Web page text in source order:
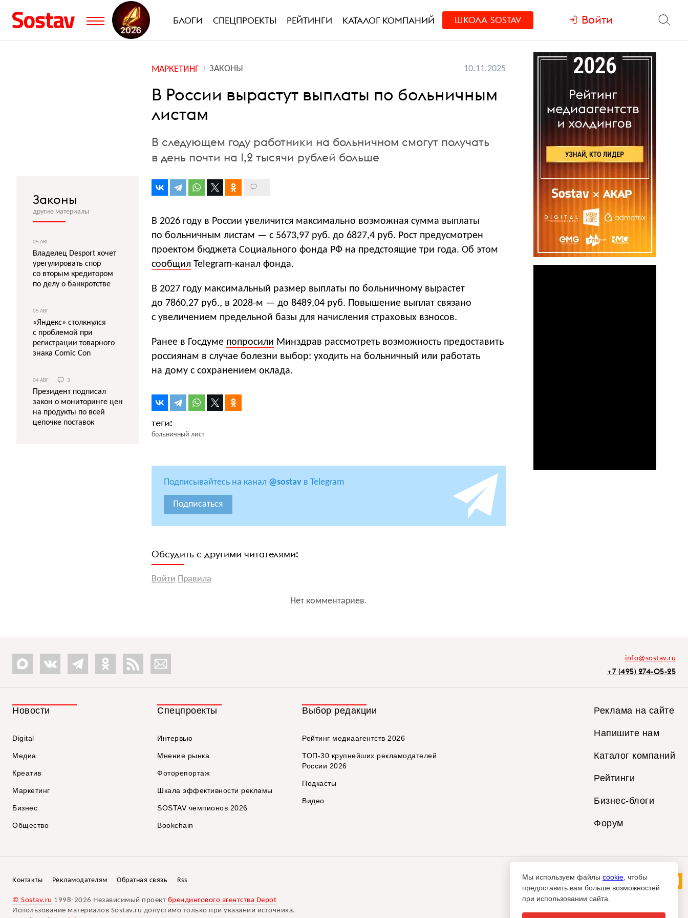
БЛОГИ СПЕЦПРОЕКТЫ РЕЙТИНГИ КАТАЛОГ КОМПАНИЙ ШКОЛА SOSTAV Войти
МАРКЕТИНГ ЗАКОНЫ 10.11.2025
В России вырастут выплаты по больничным
листам
В следующем году работники на больничном смогут получать
в день почти на 1,2 тысячи рублей больше
В 2026 году в России увеличится максимально возможная сумма выплаты
по больничным листам — с 5673,97 руб. до 6827,4 руб. Рост предусмотрен
проектом бюджета Социального фонда РФ на предстоящие три года. Об этом
сообщил Telegram-канал фонда.
В 2027 году максимальный размер выплаты по больничному вырастет
до 7860,27 руб., в 2028-м — до 8489,04 руб. Повышение выплат связано
с увеличением предельной базы для начисления страховых взносов.
Ранее в Госдуме попросили Минздрав рассмотреть возможность предоставить
россиянам в случае болезни выбор: уходить на больничный или работать
на дому с сохранением оклада.
больничный лист
Подписывайтесь на канал @sostav в Telegram
Подписаться
Обсудить с другими читателями:
Войти Правила
Нет комментариев.
Законы
другие материалы
05 АВГ
Владелец Desport хочет
урегулировать спор
со вторым кредитором
по делу о банкротстве
05 АВГ
«Яндекс» столкнулся
с проблемой при
регистрации товарного
знака Comic Con
04 АВГ 3
Президент подписал
закон о мониторинге цен
на продукты по всей
цепочке поставок
info@sostav.ru
+7 (495) 274-05-25
Новости
Digital
Медиа
Креатив
Маркетинг
Бизнес
Общество
Спецпроекты
Интервью
Мнение рынка
Фоторепортаж
Шкала эффективности рекламы
SOSTAV чемпионов 2026
Bookchain
Выбор редакции
Рейтинг медиаагентств 2026
ТОП-30 крупнейших рекламодателей
России 2026
Подкасты
Видео
Реклама на сайте
Напишите нам
Каталог компаний
Рейтинги
Бизнес-блоги
Форум
Контакты Рекламодателям Обратная связь Rss
© Sostav.ru 1998-2026 Независимый проект брендингового агентства Depot
Использование материалов Sostav.ru допустимо только при указании источника.
Мы используем файлы cookie , чтобы
предоставить вам больше возможностей
при использовании сайта.